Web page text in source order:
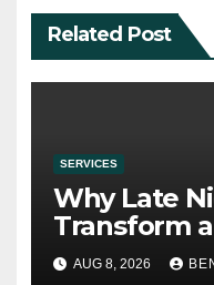
Related Post
SERVICES
Why Late
Transform
AUG 8, 2026